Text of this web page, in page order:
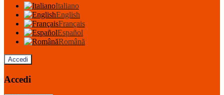
Italiano
English
Français
Español
Română
Accedi
Accedi